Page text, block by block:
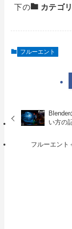
下の
カテゴ
フルーエント
い方の
フルーエント